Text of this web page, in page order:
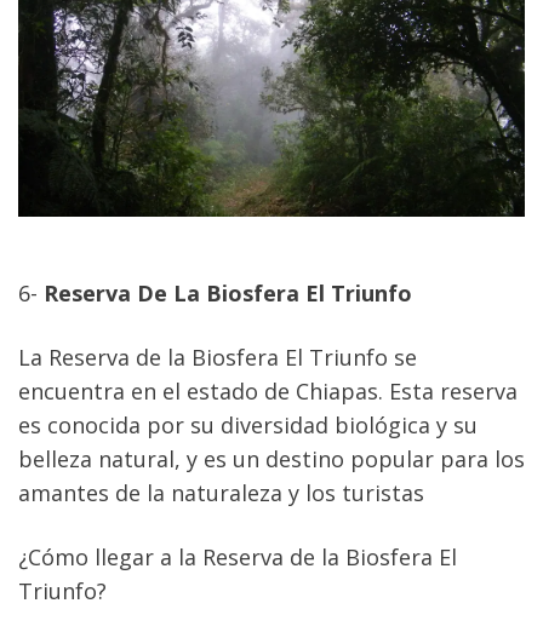
6- Reserva De La Biosfera El Triunfo
La Reserva de la Biosfera El Triunfo se
encuentra en el estado de Chiapas. Esta reserva
es conocida por su diversidad biológica y su
belleza natural, y es un destino popular para los
amantes de la naturaleza y los turistas
¿Cómo llegar a la Reserva de la Biosfera El
Triunfo?